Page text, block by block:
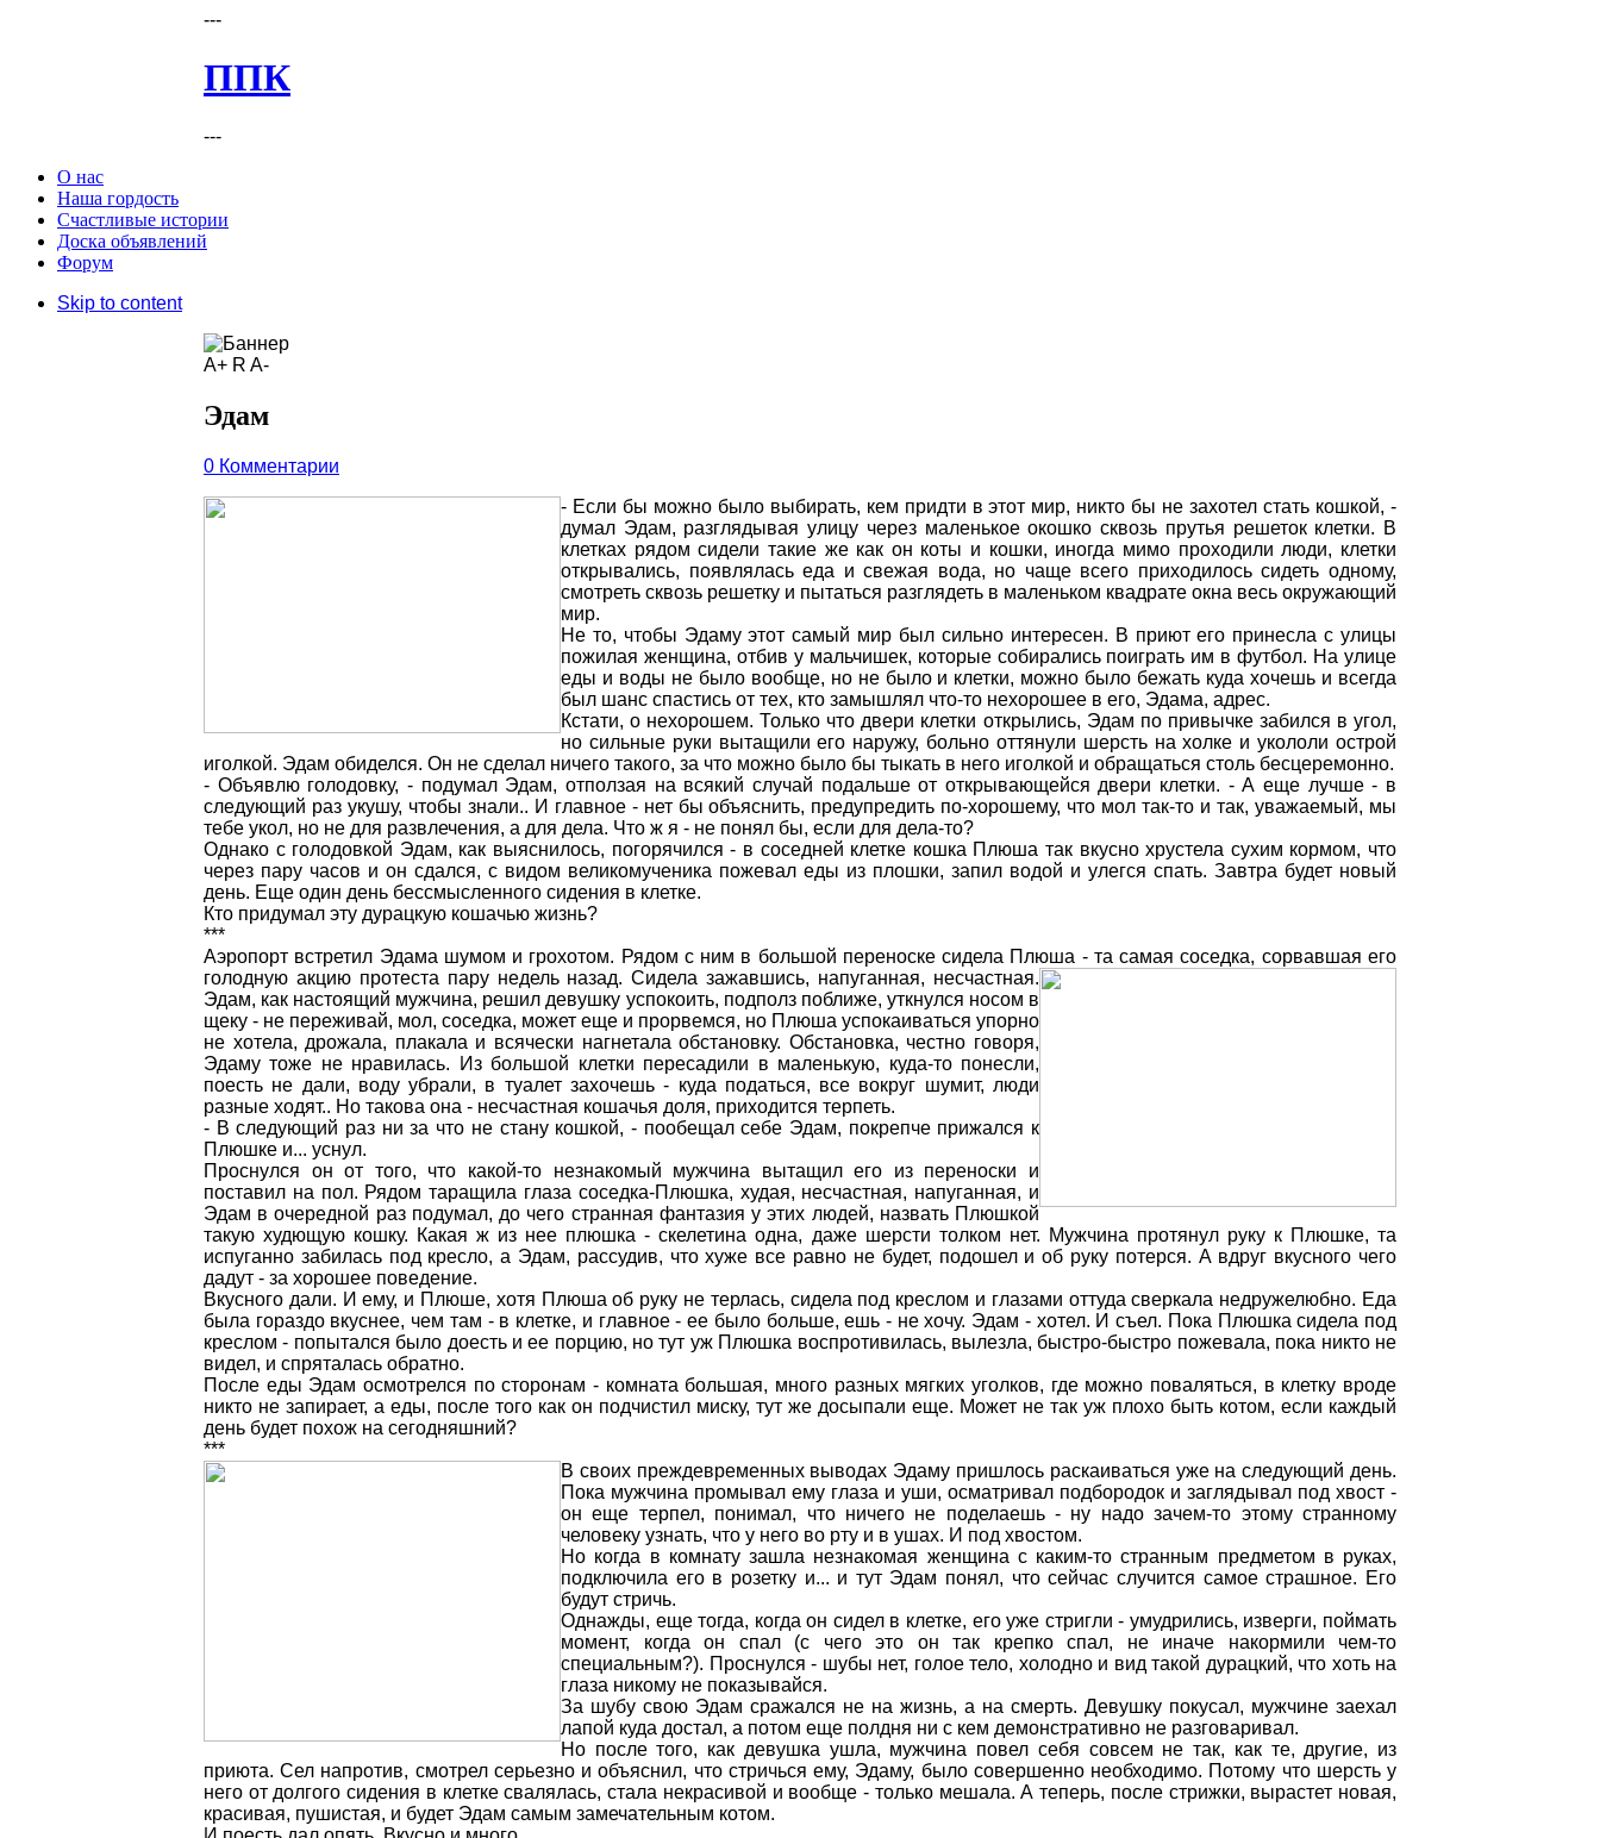
---
ППК
---
О нас
Наша гордость
Счастливые истории
Доска объявлений
Форум
Skip to content
A+ R A-
Эдам
0 Комментарии
- Если бы можно было выбирать, кем придти в этот мир, никто бы не захотел стать кошкой, -
думал Эдам, разглядывая улицу через маленькое окошко сквозь прутья решеток клетки. В
клетках рядом сидели такие же как он коты и кошки, иногда мимо проходили люди, клетки
открывались, появлялась еда и свежая вода, но чаще всего приходилось сидеть одному,
смотреть сквозь решетку и пытаться разглядеть в маленьком квадрате окна весь окружающий
мир.
Не то, чтобы Эдаму этот самый мир был сильно интересен. В приют его принесла с улицы
пожилая женщина, отбив у мальчишек, которые собирались поиграть им в футбол. На улице
еды и воды не было вообще, но не было и клетки, можно было бежать куда хочешь и всегда
был шанс спастись от тех, кто замышлял что-то нехорошее в его, Эдама, адрес.
Кстати, о нехорошем. Только что двери клетки открылись, Эдам по привычке забился в угол,
но сильные руки вытащили его наружу, больно оттянули шерсть на холке и укололи острой
иголкой. Эдам обиделся. Он не сделал ничего такого, за что можно было бы тыкать в него иголкой и обращаться столь бесцеремонно.
- Объявлю голодовку, - подумал Эдам, отползая на всякий случай подальше от открывающейся двери клетки. - А еще лучше - в
следующий раз укушу, чтобы знали.. И главное - нет бы объяснить, предупредить по-хорошему, что мол так-то и так, уважаемый, мы
тебе укол, но не для развлечения, а для дела. Что ж я - не понял бы, если для дела-то?
Однако с голодовкой Эдам, как выяснилось, погорячился - в соседней клетке кошка Плюша так вкусно хрустела сухим кормом, что
через пару часов и он сдался, с видом великомученика пожевал еды из плошки, запил водой и улегся спать. Завтра будет новый
день. Еще один день бессмысленного сидения в клетке.
Кто придумал эту дурацкую кошачью жизнь?
***
Аэропорт встретил Эдама шумом и грохотом. Рядом с ним в большой переноске сидела Плюша - та самая соседка, сорвавшая его
голодную акцию протеста пару недель назад. Сидела зажавшись, напуганная, несчастная.
Эдам, как настоящий мужчина, решил девушку успокоить, подполз поближе, уткнулся носом в
щеку - не переживай, мол, соседка, может еще и прорвемся, но Плюша успокаиваться упорно
не хотела, дрожала, плакала и всячески нагнетала обстановку. Обстановка, честно говоря,
Эдаму тоже не нравилась. Из большой клетки пересадили в маленькую, куда-то понесли,
поесть не дали, воду убрали, в туалет захочешь - куда податься, все вокруг шумит, люди
разные ходят.. Но такова она - несчастная кошачья доля, приходится терпеть.
- В следующий раз ни за что не стану кошкой, - пообещал себе Эдам, покрепче прижался к
Плюшке и... уснул.
Проснулся он от того, что какой-то незнакомый мужчина вытащил его из переноски и
поставил на пол. Рядом таращила глаза соседка-Плюшка, худая, несчастная, напуганная, и
Эдам в очередной раз подумал, до чего странная фантазия у этих людей, назвать Плюшкой
такую худющую кошку. Какая ж из нее плюшка - скелетина одна, даже шерсти толком нет. Мужчина протянул руку к Плюшке, та
испуганно забилась под кресло, а Эдам, рассудив, что хуже все равно не будет, подошел и об руку потерся. А вдруг вкусного чего
дадут - за хорошее поведение.
Вкусного дали. И ему, и Плюше, хотя Плюша об руку не терлась, сидела под креслом и глазами оттуда сверкала недружелюбно. Еда
была гораздо вкуснее, чем там - в клетке, и главное - ее было больше, ешь - не хочу. Эдам - хотел. И съел. Пока Плюшка сидела под
креслом - попытался было доесть и ее порцию, но тут уж Плюшка воспротивилась, вылезла, быстро-быстро пожевала, пока никто не
видел, и спряталась обратно.
После еды Эдам осмотрелся по сторонам - комната большая, много разных мягких уголков, где можно поваляться, в клетку вроде
никто не запирает, а еды, после того как он подчистил миску, тут же досыпали еще. Может не так уж плохо быть котом, если каждый
день будет похож на сегодняшний?
***
В своих преждевременных выводах Эдаму пришлось раскаиваться уже на следующий день.
Пока мужчина промывал ему глаза и уши, осматривал подбородок и заглядывал под хвост -
он еще терпел, понимал, что ничего не поделаешь - ну надо зачем-то этому странному
человеку узнать, что у него во рту и в ушах. И под хвостом.
Но когда в комнату зашла незнакомая женщина с каким-то странным предметом в руках,
подключила его в розетку и... и тут Эдам понял, что сейчас случится самое страшное. Его
будут стричь.
Однажды, еще тогда, когда он сидел в клетке, его уже стригли - умудрились, изверги, поймать
момент, когда он спал (с чего это он так крепко спал, не иначе накормили чем-то
специальным?). Проснулся - шубы нет, голое тело, холодно и вид такой дурацкий, что хоть на
глаза никому не показывайся.
За шубу свою Эдам сражался не на жизнь, а на смерть. Девушку покусал, мужчине заехал
лапой куда достал, а потом еще полдня ни с кем демонстративно не разговаривал.
Но после того, как девушка ушла, мужчина повел себя совсем не так, как те, другие, из
приюта. Сел напротив, смотрел серьезно и объяснил, что стричься ему, Эдаму, было совершенно необходимо. Потому что шерсть у
него от долгого сидения в клетке свалялась, стала некрасивой и вообще - только мешала. А теперь, после стрижки, вырастет новая,
красивая, пушистая, и будет Эдам самым замечательным котом.